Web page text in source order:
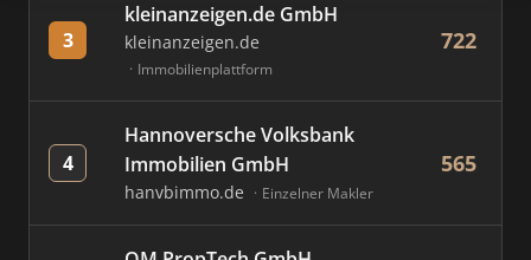
3
kleinanzeigen.de GmbH
kleinanzeigen.de
Immobilienplattform
722
4
Hannoversche Volksbank
Immobilien GmbH
hanvbimmo.de Einzelner Makler
565